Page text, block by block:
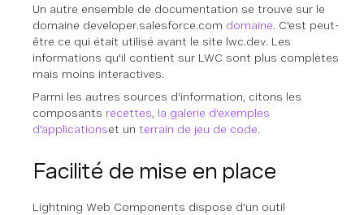
Un autre ensemble de documentation se trouve sur le
domaine developer.salesforce.com domaine. C'est peut-
être ce qui était utilisé avant le site lwc.dev. Les
informations qu'il contient sur LWC sont plus complètes
mais moins interactives.
Parmi les autres sources d'information, citons les
composants recettes, la galerie d'exemples
d'applicationset un terrain de jeu de code.
Facilité de mise en place
Lightning Web Components dispose d'un outil